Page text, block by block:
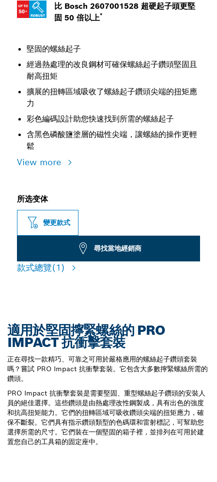
比 Bosch 2607001528 超硬起子頭更堅
固 50 倍以上*
堅固的螺絲起子
經過熱處理的改良鋼材可確保螺絲起子鑽頭堅固且
耐高扭矩
擴展的扭轉區域吸收了螺絲起子鑽頭尖端的扭矩應
力
彩色編碼設計助您快速找到所需的螺絲起子
含黑色磷酸鹽塗層的磁性尖端，讓螺絲的操作更輕
鬆
View more
所选变体
變更款式
尋找當地經銷商
款式總覽(1)
適用於堅固擰緊螺絲的 PRO
IMPACT 抗衝擊套裝
正在尋找一款精巧、可靠之可用於嚴格應用的螺絲起子鑽頭套裝
嗎？嘗試 PRO Impact 抗衝擊套裝。它包含大多數擰緊螺絲所需的
鑽頭。
PRO Impact 抗衝擊套裝是需要堅固、重型螺絲起子鑽頭的安裝人
員的絕佳選擇。這些鑽頭是由熱處理改性鋼製成，具有出色的強度
和抗高扭矩能力。它們的扭轉區域可吸收鑽頭尖端的扭矩應力，確
保不斷裂。它們具有指示鑽頭類型的色碼環和雷射標記，可幫助您
選擇所需的尺寸。它們裝在一個堅固的箱子裡，並排列在可用於建
置您自己的工具箱的固定座中。